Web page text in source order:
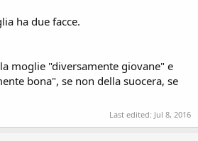
ha due facce.
moglie "diversamente giovane" e
bona", se non della suocera, se
Last edited: Jul 8, 2016